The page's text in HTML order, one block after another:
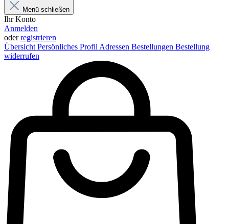
Menü schließen
Ihr Konto
Anmelden
oderregistrieren
Übersicht Persönliches Profil Adressen Bestellungen Bestellung
widerrufen